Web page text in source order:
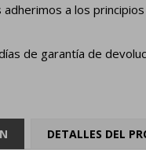
adherimos a los
de garantía de
DETALLES DEL